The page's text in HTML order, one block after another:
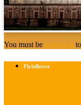
You must be logged in
Flybilletter